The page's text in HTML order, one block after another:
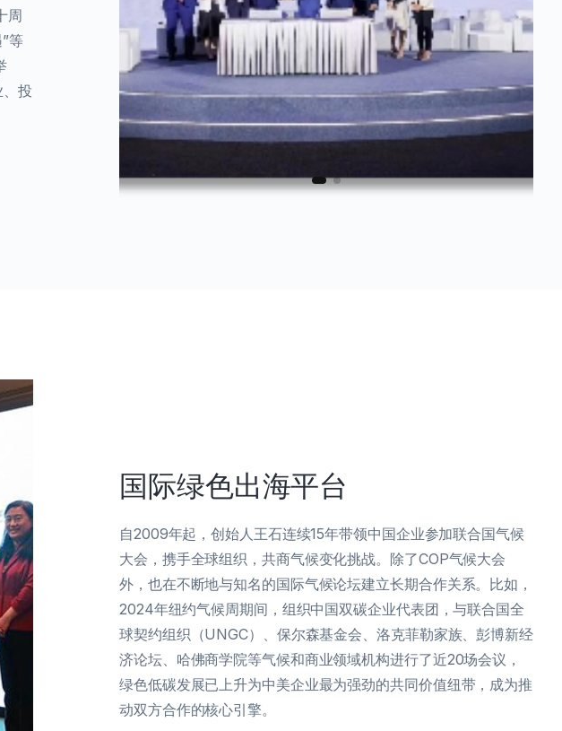
周
等
投
国际绿色出海平台
自2009年起，创始人王石连续15年带领中国企业参加联合国气候
大会，携手全球组织，共商气候变化挑战。除了COP气候大会
外，也在不断地与知名的国际气候论坛建立长期合作关系。比如，
2024年纽约气候周期间，组织中国双碳企业代表团，与联合国全
球契约组织（UNGC）、保尔森基金会、洛克菲勒家族、彭博新经
济论坛、哈佛商学院等气候和商业领域机构进行了近20场会议，
绿色低碳发展已上升为中美企业最为强劲的共同价值纽带，成为推
动双方合作的核心引擎。